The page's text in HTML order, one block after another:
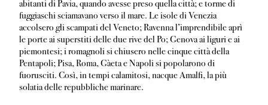
abitanti di Pavia, quando avesse preso quella città; e torme di
fuggiaschi sciamavano verso il mare. Le isole di Venezia
accolsero gli scampati del Veneto; Ravenna l’imprendibile aprì
le porte ai superstiti delle due rive del Po; Genova ai liguri e ai
piemontesi; i romagnoli si chiusero nelle cinque città della
Pentapoli; Pisa, Roma, Gàeta e Napoli si popolarono di
fuorusciti. Così, in tempi calamitosi, nacque Amalfi, la più
solatia delle repubbliche marinare.